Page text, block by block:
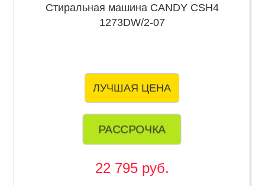
Стиральная машина CANDY CSH4
1273DW/2-07
ЛУЧШАЯ ЦЕНА
РАССРОЧКА
22 795 руб.